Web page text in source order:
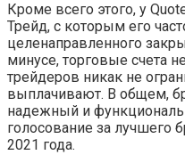
Кроме всего этого, у
Трейд, с которым его
целенаправленного
минусе, торговые счета
трейдеров никак не
выплачивают. В общем,
надежный и
голосование за лучшего
2021 года.